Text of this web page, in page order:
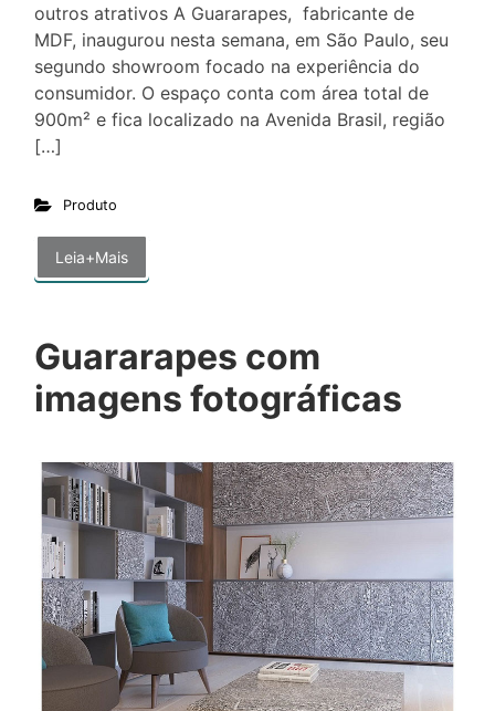
outros atrativos A Guararapes, fabricante de
MDF, inaugurou nesta semana, em São Paulo, seu
segundo showroom focado na experiência do
consumidor. O espaço conta com área total de
900m² e fica localizado na Avenida Brasil, região
[…]
Produto
Leia+Mais
Guararapes com
imagens fotográficas